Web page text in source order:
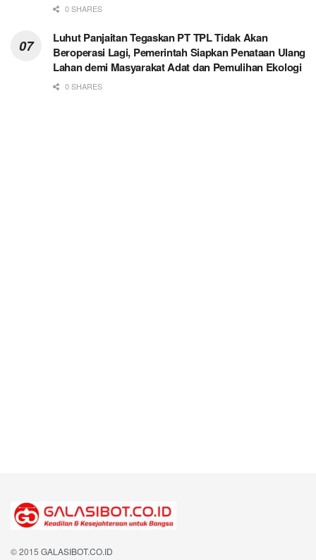
0 SHARES
Luhut Panjaitan Tegaskan PT TPL Tidak Akan
Beroperasi Lagi, Pemerintah Siapkan Penataan Ulang
Lahan demi Masyarakat Adat dan Pemulihan Ekologi
0 SHARES
© 2015 GALASIBOT.CO.ID